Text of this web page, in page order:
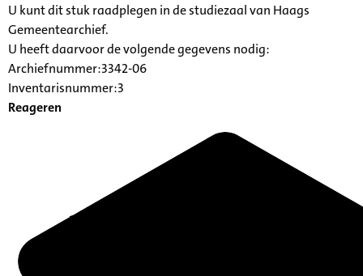
U kunt dit stuk raadplegen in de studiezaal van Haags
Gemeentearchief.
U heeft daarvoor de volgende gegevens nodig:
Archiefnummer:3342-06
Inventarisnummer:3
Reageren